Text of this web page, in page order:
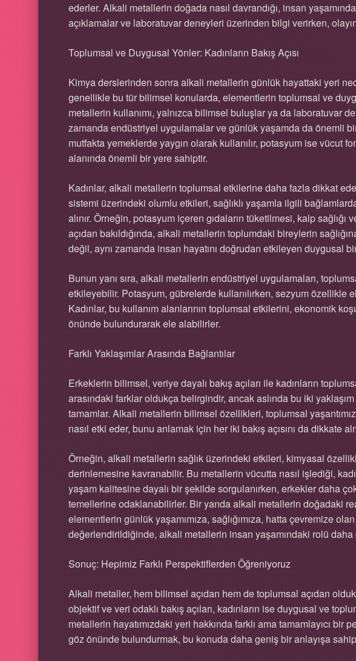
ederler. Alkali metallerin doğada nasıl davrandığı, insan
açıklamalar ve laboratuvar deneyleri üzerinden bilgi verirken,
Toplumsal ve Duygusal Yönler: Kadınların Bakış Açısı
Kimya derslerinden sonra alkali metallerin günlük hayattaki yeri
genellikle bu tür bilimsel konularda, elementlerin toplumsal ve
metallerin kullanımı, yalnızca bilimsel buluşlar ya da laboratuvar
zamanda endüstriyel uygulamalar ve günlük yaşamda da önemli
mutfakta yemeklerde yaygın olarak kullanılır, potasyum ise vücut
alanında önemli bir yere sahiptir.
Kadınlar, alkali metallerin toplumsal etkilerine daha fazla dikkat
sistemi üzerindeki olumlu etkileri, sağlıklı yaşamla ilgili
alınır. Örneğin, potasyum içeren gıdaların tüketilmesi, kalp sağlığı
açıdan bakıldığında, alkali metallerin toplumdaki bireylerin
değil, aynı zamanda insan hayatını doğrudan etkileyen duygusal
Bunun yanı sıra, alkali metallerin endüstriyel uygulamaları,
etkileyebilir. Potasyum, gübrelerde kullanılırken, sezyum özellikle
Kadınlar, bu kullanım alanlarının toplumsal etkilerini, ekonomik
önünde bulundurarak ele alabilirler.
Farklı Yaklaşımlar Arasında Bağlantılar
Erkeklerin bilimsel, veriye dayalı bakış açıları ile kadınların
arasındaki farklar oldukça belirgindir, ancak aslında bu iki
tamamlar. Alkali metallerin bilimsel özellikleri, toplumsal
nasıl etki eder, bunu anlamak için her iki bakış açısını da dikkate
Örneğin, alkali metallerin sağlık üzerindeki etkileri, kimyasal
derinlemesine kavranabilir. Bu metallerin vücutta nasıl işlediği,
yaşam kalitesine dayalı bir şekilde sorgulanırken, erkekler daha
temellerine odaklanabilirler. Bir yanda alkali metallerin doğadaki
elementlerin günlük yaşamımıza, sağlığımıza, hatta çevremize
değerlendirildiğinde, alkali metallerin insan yaşamındaki rolü daha
Sonuç: Hepimiz Farklı Perspektiflerden Öğreniyoruz
Alkali metaller, hem bilimsel açıdan hem de toplumsal açıdan
objektif ve veri odaklı bakış açıları, kadınların ise duygusal ve
metallerin hayatımızdaki yeri hakkında farklı ama tamamlayıcı bir
göz önünde bulundurmak, bu konuda daha geniş bir anlayışa sahip